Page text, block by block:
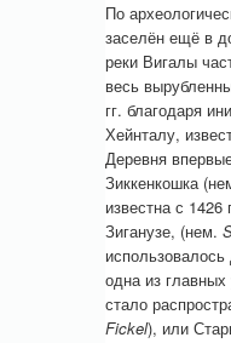
По
заселён ещё в
реки Вигалы
весь
гг. благодаря
Хейнталу,
Деревня
Зиккенкошка
известна с
Зиганузе, (нем.
одна из
стало
Fickel), или